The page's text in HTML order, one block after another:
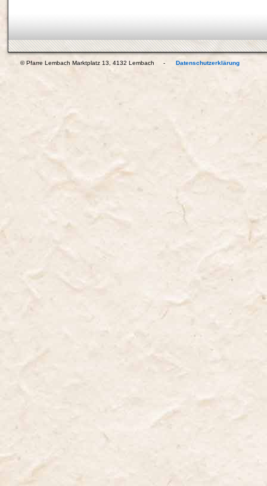
© Pfarre Lembach Marktplatz 13, 4132 Lembach - Datenschutzerklärung